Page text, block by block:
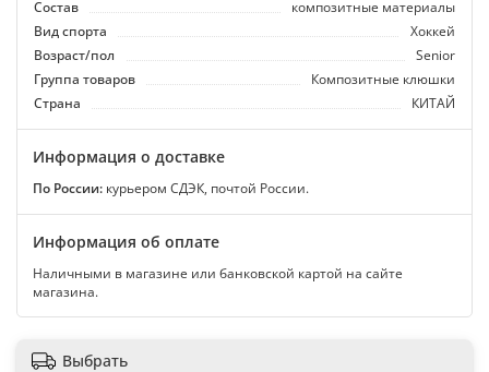
Состав
композитные материалы
Вид спорта
Хоккей
Возраст/пол
Senior
Группа товаров
Композитные клюшки
Страна
КИТАЙ
Информация о доставке
По России: курьером СДЭК, почтой России.
Информация об оплате
Наличными в магазине или банковской картой на сайте
магазина.
Выбрать